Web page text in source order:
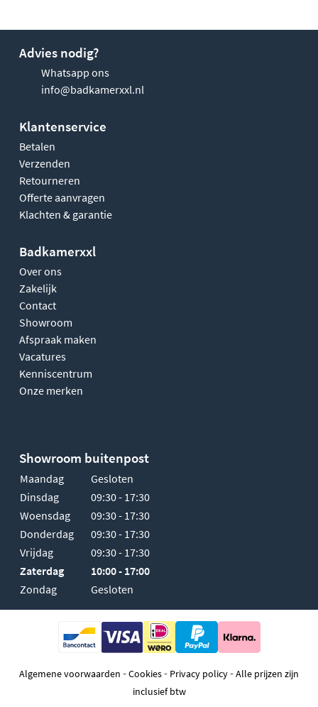
Advies nodig?
Whatsapp ons
info@badkamerxxl.nl
Klantenservice
Betalen
Verzenden
Retourneren
Offerte aanvragen
Klachten & garantie
Badkamerxxl
Over ons
Zakelijk
Contact
Showroom
Afspraak maken
Vacatures
Kenniscentrum
Onze merken
Showroom buitenpost
Maandag
Gesloten
Dinsdag
09:30 - 17:30
Woensdag
09:30 - 17:30
Donderdag
09:30 - 17:30
Vrijdag
09:30 - 17:30
Zaterdag
10:00 - 17:00
Zondag
Gesloten
Algemene voorwaarden -Cookies- Privacy policy-Alle prijzen zijn
inclusief btw